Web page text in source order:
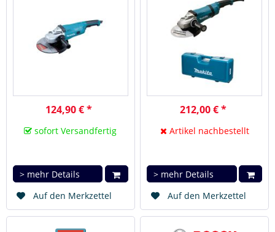
124,90 € *
sofort Versandfertig
> mehr Details
Auf den Merkzettel
212,00 € *
Artikel nachbestellt
> mehr Details
Auf den Merkzettel